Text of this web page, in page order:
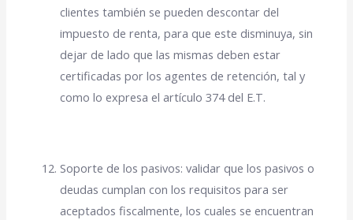
clientes también se pueden descontar del
impuesto de renta, para que este disminuya, sin
dejar de lado que las mismas deben estar
certificadas por los agentes de retención, tal y
como lo expresa el artículo 374 del E.T.
Soporte de los pasivos: validar que los pasivos o
deudas cumplan con los requisitos para ser
aceptados fiscalmente, los cuales se encuentran